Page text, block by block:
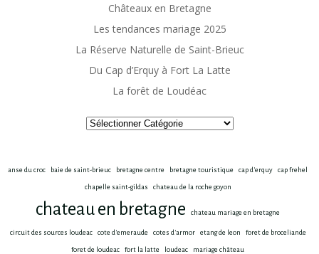
Châteaux en Bretagne
Les tendances mariage 2025
La Réserve Naturelle de Saint-Brieuc
Du Cap d’Erquy à Fort La Latte
La forêt de Loudéac
Catégories
anse du croc baie de saint-brieuc bretagne centre bretagne touristique cap d'erquy cap frehel
chapelle saint-gildas chateau de la roche goyon
chateau en bretagne chateau mariage en bretagne
circuit des sources loudeac cote d'emeraude cotes d'armor etang de leon foret de broceliande
foret de loudeac fort la latte loudeac mariage château